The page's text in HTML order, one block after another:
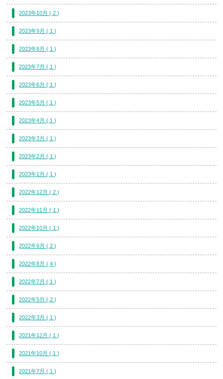
2023年10月 ( 2 )
2023年9月 ( 1 )
2023年8月 ( 1 )
2023年7月 ( 1 )
2023年6月 ( 1 )
2023年5月 ( 1 )
2023年4月 ( 1 )
2023年3月 ( 1 )
2023年2月 ( 1 )
2023年1月 ( 1 )
2022年12月 ( 2 )
2022年11月 ( 1 )
2022年10月 ( 1 )
2022年9月 ( 2 )
2022年8月 ( 4 )
2022年7月 ( 1 )
2022年5月 ( 2 )
2022年3月 ( 1 )
2021年12月 ( 1 )
2021年10月 ( 1 )
2021年7月 ( 1 )